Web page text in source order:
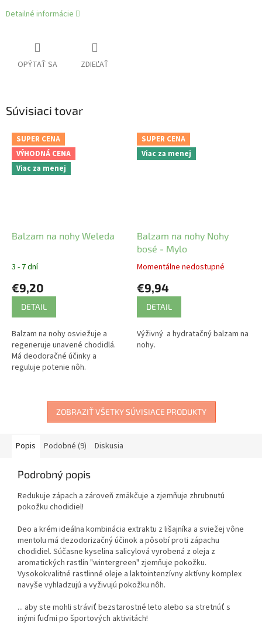
Detailné informácie
OPÝTAŤ SA ZDIEĽAŤ
Súvisiaci tovar
SUPER CENA
VÝHODNÁ CENA
Viac za menej
Balzam na nohy Weleda
3 - 7 dní
€9,20
DETAIL
Balzam na nohy osviežuje a
regeneruje unavené chodidlá.
Má deodoračné účinky a
reguluje potenie nôh.
SUPER CENA
Viac za menej
Balzam na nohy Nohy
bosé - Mylo
Momentálne nedostupné
€9,94
DETAIL
Výživný a hydratačný balzam na
nohy.
ZOBRAZIŤ VŠETKY SÚVISIACE PRODUKTY
Popis Podobné (9) Diskusia
Podrobný popis
Redukuje zápach a zároveň zmäkčuje a zjemňuje zhrubnutú
pokožku chodidiel!
Deo a krém ideálna kombinácia extraktu z lišajníka a sviežej vône
mentolu má dezodorizačný účinok a pôsobí proti zápachu
chodidiel. Súčasne kyselina salicylová vyrobená z oleja z
aromatických rastlín "wintergreen" zjemňuje pokožku.
Vysokokvalitné rastlinné oleje a laktointenzívny aktívny komplex
navyše vyhladzujú a vyživujú pokožku nôh.
... aby ste mohli stráviť bezstarostné leto alebo sa stretnúť s
inými ľuďmi po športových aktivitách!